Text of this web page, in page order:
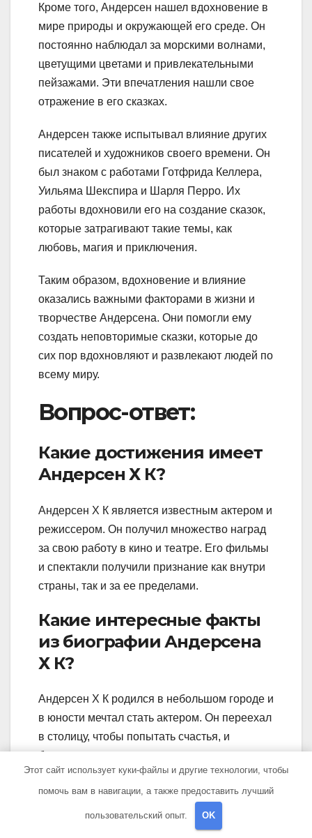
Кроме того, Андерсен нашел вдохновение в
мире природы и окружающей его среде. Он
постоянно наблюдал за морскими волнами,
цветущими цветами и привлекательными
пейзажами. Эти впечатления нашли свое
отражение в его сказках.
Андерсен также испытывал влияние других
писателей и художников своего времени. Он
был знаком с работами Готфрида Келлера,
Уильяма Шекспира и Шарля Перро. Их
работы вдохновили его на создание сказок,
которые затрагивают такие темы, как
любовь, магия и приключения.
Таким образом, вдохновение и влияние
оказались важными факторами в жизни и
творчестве Андерсена. Они помогли ему
создать неповторимые сказки, которые до
сих пор вдохновляют и развлекают людей по
всему миру.
Вопрос-ответ:
Какие достижения имеет
Андерсен Х К?
Андерсен Х К является известным актером и
режиссером. Он получил множество наград
за свою работу в кино и театре. Его фильмы
и спектакли получили признание как внутри
страны, так и за ее пределами.
Какие интересные факты
из биографии Андерсена
Х К?
Андерсен Х К родился в небольшом городе и
в юности мечтал стать актером. Он переехал
в столицу, чтобы попытать счастья, и
благодаря своему таланту и упорству
добился успеха. Он работал с известными
режиссерами и актерами, снимался в
фильмах, которые стали культовыми в его
Этот сайт использует куки-файлы и другие технологии, чтобы
помочь вам в навигации, а также предоставить лучший
пользовательский опыт. OK